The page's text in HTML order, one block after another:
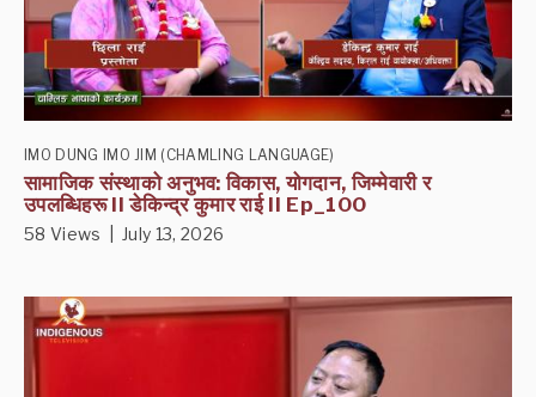
IMO DUNG IMO JIM (CHAMLING LANGUAGE)
सामाजिक संस्थाको अनुभव: विकास, योगदान, जिम्मेवारी र
उपलब्धिहरू II डेकिन्द्र कुमार राई II Ep_100
58 Views | July 13, 2026